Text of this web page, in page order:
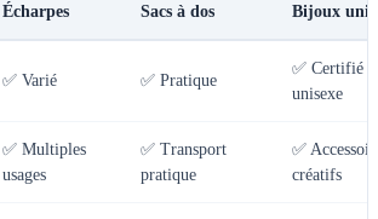
Écharpes Sacs à dos Bijoux
✅ Varié ✅ Pratique
✅ Certifié
unisexe
✅ Multiples
usages
✅ Transport
pratique
✅
créatifs